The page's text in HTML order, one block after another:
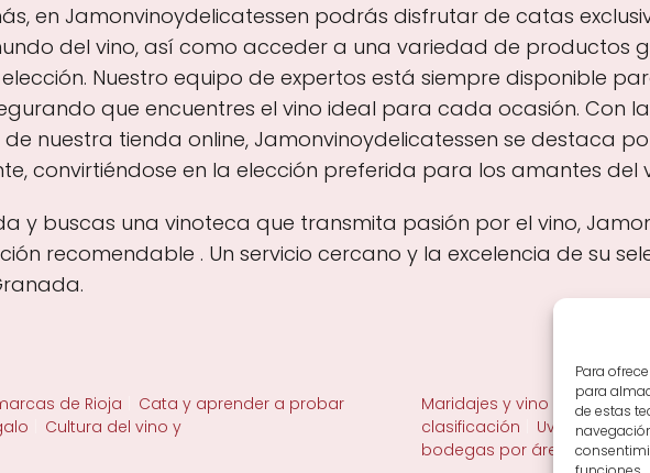
Para
para
de estas
en Jamonvinoydelicatessen podrás disfrutar de catas
del vino, así como acceder a una variedad de productos
Nuestro equipo de expertos está siempre disponible
que encuentres el vino ideal para cada ocasión. Con
nuestra tienda online, Jamonvinoydelicatessen se destaca
convirtiéndose en la elección preferida para los amantes del
y buscas una vinoteca que transmita pasión por el vino,
recomendable . Un servicio cercano y la excelencia de su
de Rioja
Cata y aprender a probar
Cultura del vino y
Maridajes y vino en la mesa
clasificación
Uvas y
bodegas por área